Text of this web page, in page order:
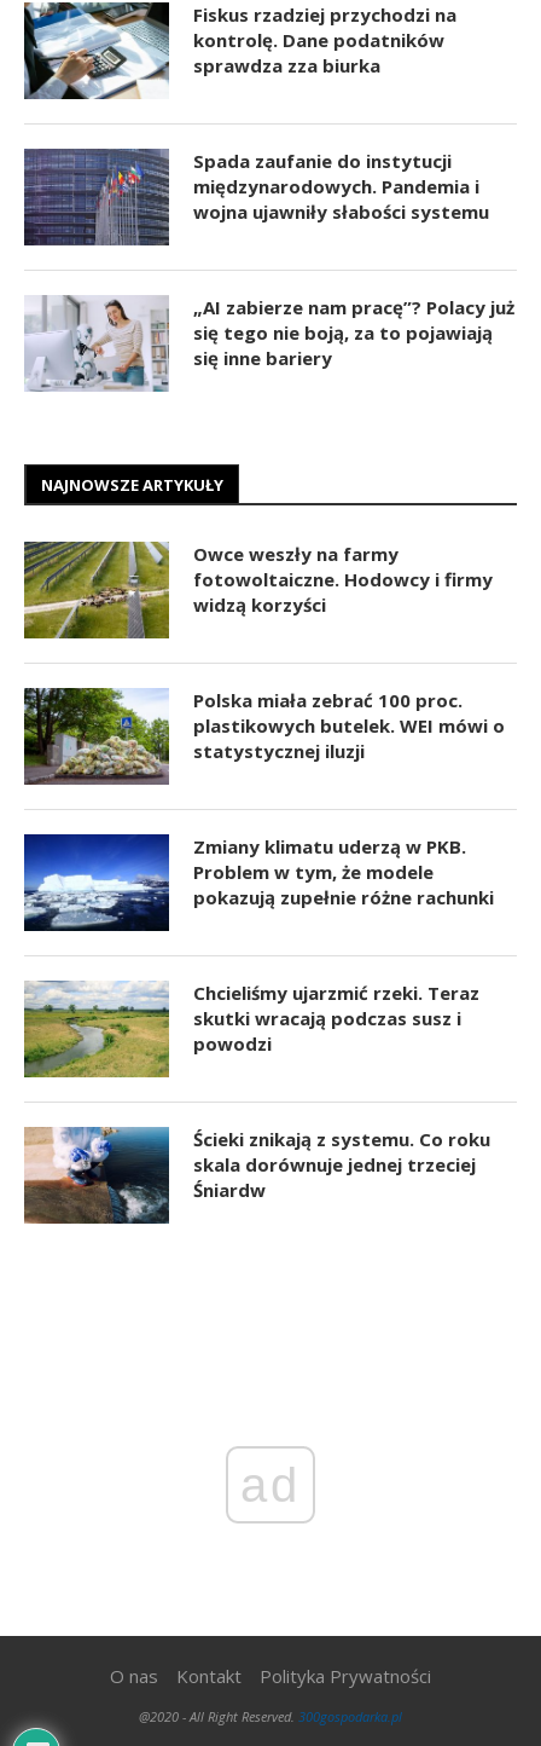
Fiskus rzadziej przychodzi na
kontrolę. Dane podatników
sprawdza zza biurka
Spada zaufanie do instytucji
międzynarodowych. Pandemia i
wojna ujawniły słabości systemu
„AI zabierze nam pracę”? Polacy już
się tego nie boją, za to pojawiają
się inne bariery
NAJNOWSZE ARTYKUŁY
Owce weszły na farmy
fotowoltaiczne. Hodowcy i firmy
widzą korzyści
Polska miała zebrać 100 proc.
plastikowych butelek. WEI mówi o
statystycznej iluzji
Zmiany klimatu uderzą w PKB.
Problem w tym, że modele
pokazują zupełnie różne rachunki
Chcieliśmy ujarzmić rzeki. Teraz
skutki wracają podczas susz i
powodzi
Ścieki znikają z systemu. Co roku
skala dorównuje jednej trzeciej
Śniardw
ad
O nas Kontakt Polityka Prywatności
@2020 - All Right Reserved. 300gospodarka.pl